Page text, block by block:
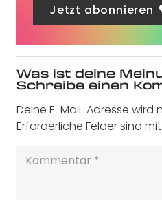
Jetzt abonnieren
Was ist deine
Schreibe einen
Deine E-Mail-Adresse
Erforderliche Felder sind mit